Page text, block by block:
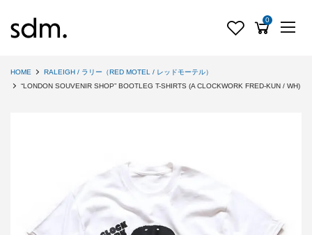
0
HOME
RALEIGH / ラリー（RED MOTEL / レッドモーテル）
“LONDON SOUVENIR SHOP” BOOTLEG T-SHIRTS (A CLOCKWORK FRED-KUN / WH)